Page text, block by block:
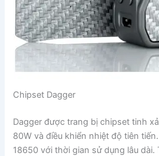
Chipset Dagger
Dagger được trang bị chipset tinh
80W và điều khiển nhiệt độ tiên
18650 với thời gian sử dụng lâu dài.